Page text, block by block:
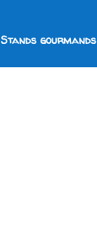
Stands gourmands